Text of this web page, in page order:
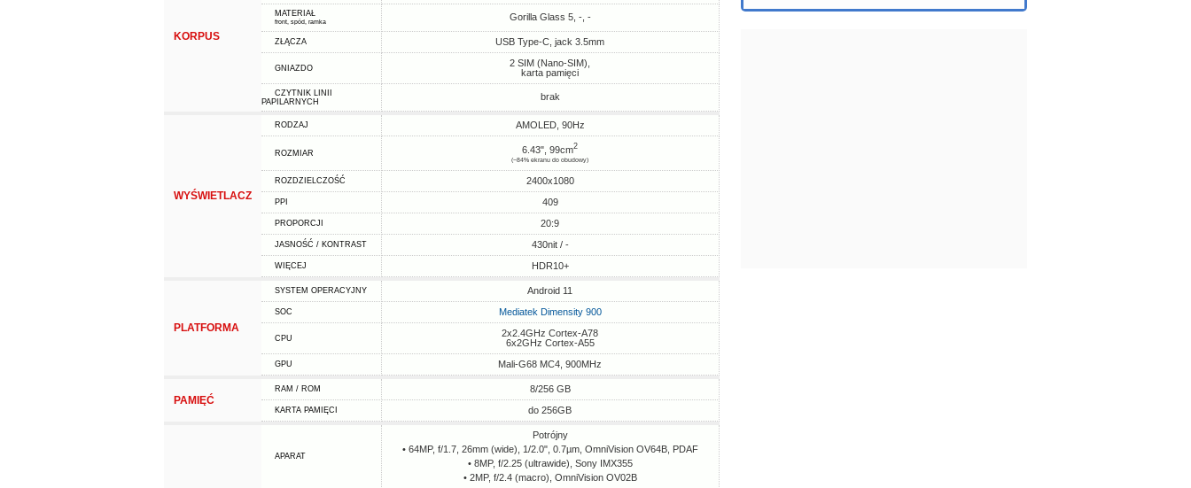
KORPUS
MATERIAŁ
front, spód, ramka Gorilla Glass 5, -, -
ZŁĄCZA USB Type-C, jack 3.5mm
GNIAZDO
2 SIM (Nano-SIM),
karta pamięci
CZYTNIK LINII
PAPILARNYCH
brak
WYŚWIETLACZ
RODZAJ AMOLED, 90Hz
ROZMIAR 6.43", 99cm2
(~84% ekranu do obudowy)
ROZDZIELCZOŚĆ 2400x1080
PPI 409
PROPORCJI 20:9
JASNOŚĆ / KONTRAST 430nit / -
WIĘCEJ HDR10+
PLATFORMA
SYSTEM OPERACYJNY Android 11
SOC Mediatek Dimensity 900
CPU
2x2.4GHz Cortex-A78
6x2GHz Cortex-A55
GPU Mali-G68 MC4, 900MHz
PAMIĘĆ
RAM / ROM 8/256 GB
KARTA PAMIĘCI do 256GB
APARAT
Potrójny
• 64MP, f/1.7, 26mm (wide), 1/2.0", 0.7µm, OmniVision OV64B, PDAF
• 8MP, f/2.25 (ultrawide), Sony IMX355
• 2MP, f/2.4 (macro), OmniVision OV02B